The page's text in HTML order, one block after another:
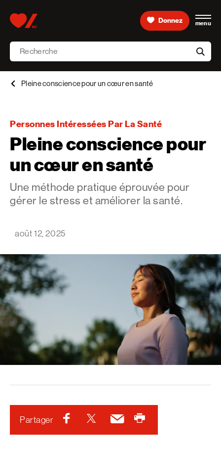
Donnez menu
Recherche
aria-
Pleine conscience pour un cœur en santé
Personnes Intéressées Par La Santé
Pleine conscience pour
un cœur en santé
Une méthode pratique éprouvée pour
gérer le stress et améliorer la santé.
août 12, 2025
Partager Facebook
TwitterCourriel